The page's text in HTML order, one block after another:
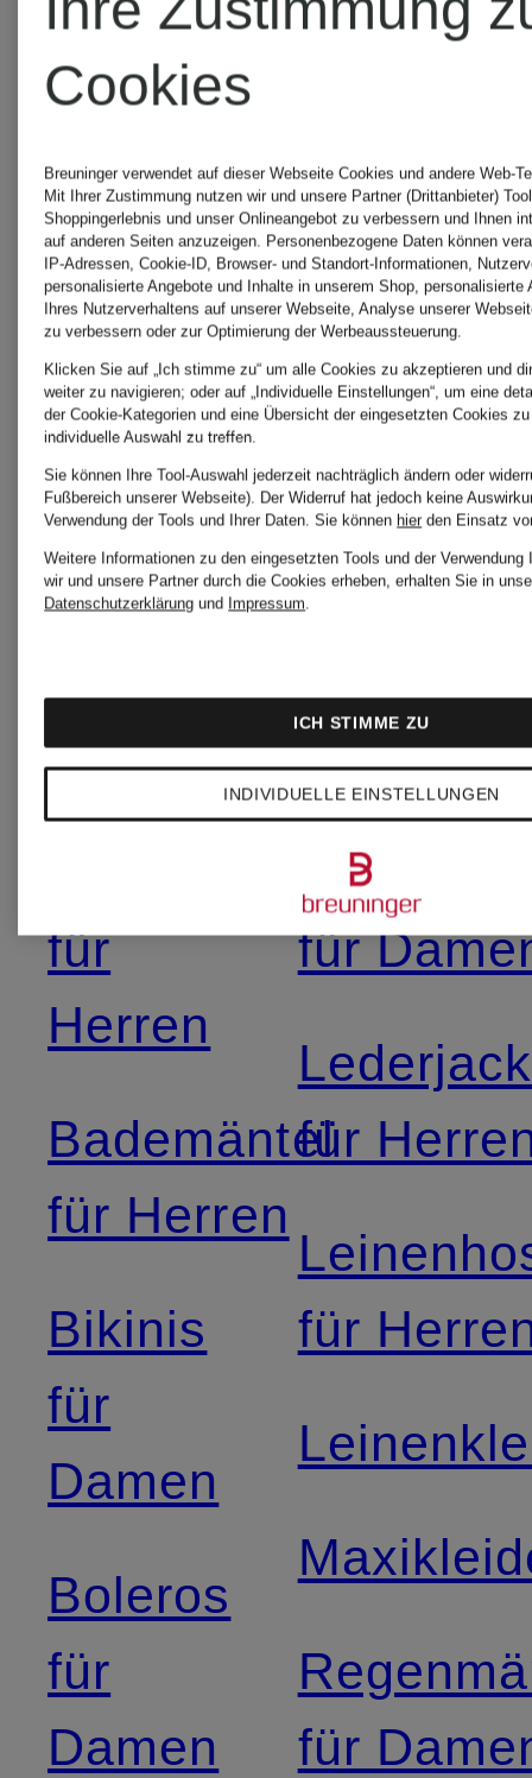
Weitere
Kategorien
Abendkleider
für
Herren
Bademäntel
für Herren
Bikinis
für
Damen
Boleros
für
Damen
Kleider
für
für
für
für
Cookies
Breuninger verwendet auf dieser Webseite Cookies und andere Web-
Mit Ihrer Zustimmung nutzen wir und unsere Partner (Drittanbieter)
Shoppingerlebnis und unser Onlineangebot zu verbessern und Ihnen
auf anderen Seiten anzuzeigen. Personenbezogene Daten können
IP-Adressen, Cookie-ID, Browser- und Standort-Informationen,
personalisierte Angebote und Inhalte in unserem Shop, personalisierte
Ihres Nutzerverhaltens auf unserer Webseite, Analyse unserer
zu verbessern oder zur Optimierung der Werbeaussteuerung.
Klicken Sie auf „Ich stimme zu“ um alle Cookies zu akzeptieren und
weiter zu navigieren; oder auf „Individuelle Einstellungen“, um eine
der Cookie-Kategorien und eine Übersicht der eingesetzten Cookies
individuelle Auswahl zu treffen.
Sie können Ihre Tool-Auswahl jederzeit nachträglich ändern oder
Fußbereich unserer Webseite). Der Widerruf hat jedoch keine
Verwendung der Tools und Ihrer Daten. Sie können hier den Einsatz
Weitere Informationen zu den eingesetzten Tools und der Verwendung
wir und unsere Partner durch die Cookies erheben, erhalten Sie in
Datenschutzerklärung und Impressum.
INDIVIDUELLE EINSTELLUNGEN
ICH STIMME ZU